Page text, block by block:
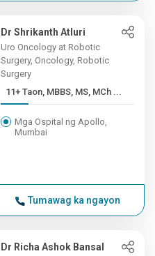
Dr Shrikanth Atluri
Uro Oncology at Robotic
Surgery, Oncology, Robotic
Surgery
11+ Taon, MBBS, MS, MCh ...
Mga Ospital ng Apollo,
Mumbai
Tumawag ka ngayon
Dr Richa Ashok Bansal